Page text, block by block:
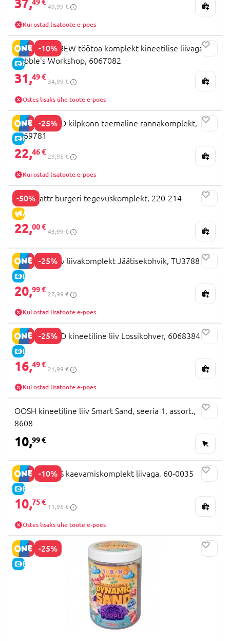
37, 49,99 €
Kui ostad lisatoote e-poes
-10%
E-HIND
RUBBLE & CREW töötoa komplekt kineetilise liivaga
Rubble's Workshop, 6067082
31,49 €
34,99 €
Ostes lisaks ühe toote e-poes
-25%
E-HIND
KINETIC SAND kilpkonn teemaline rannakomplekt,
6069781
22,46 €
29,95 €
Kui ostad lisatoote e-poes
-50%
ALLAHINDLUS
Mad mattr burgeri tegevuskomplekt, 220-214
22,00 €
43,99 €
-25%
E-HIND
TUBAN kohev liivakomplekt Jäätisekohvik, TU3788
20,99 €
27,99 €
Kui ostad lisatoote e-poes
-25%
E-HIND
KINETIC SAND kineetiline liiv Lossikohver, 6068384
16,49 €
21,99 €
Kui ostad lisatoote e-poes
OOSH kineetiline liiv Smart Sand, seeria 1, assort.,
8608
10,99 €
-10%
E-HIND
HOT WHEELS kaevamiskomplekt liivaga, 60-0035
10,75 €
11,95 €
Ostes lisaks ühe toote e-poes
-25%
E-HIND